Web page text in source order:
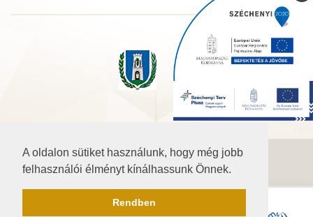
A oldalon sütiket használunk, hogy még jobb
felhasználói élményt kínálhassunk Önnek.
Rendben
©2026 Baranya.hu
Akadálymentesítési nyilatkozat